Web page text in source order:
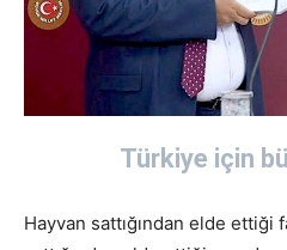
Türkiye için
Hayvan sattığından elde ettiği